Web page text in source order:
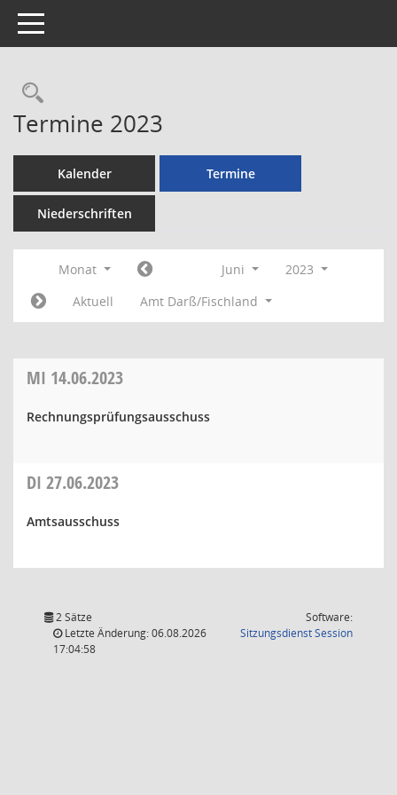
Toggle navigation
Rechercheauswahl
Termine 2023
Kalender Termine
Niederschriften
Monat Juni
2023
Aktuell
Amt Darß/Fischland
MI 14.06.2023
Rechnungsprüfungsausschuss
DI 27.06.2023
Amtsausschuss
2 Sätze
Letzte Änderung: 06.08.2026
17:04:58
Software:
SitzungsdienstSession(Wird in